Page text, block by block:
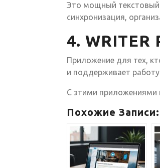
Это мощный текстовый
синхронизация,
4. WRITER
Приложение для тех,
и поддерживает
С этими приложениями
Похожие Записи: